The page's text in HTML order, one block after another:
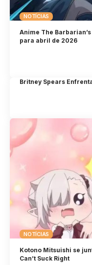
NOTÍCIAS
Anime The
para abril de 2026
Britney Spears
NOTÍCIAS
Kotono Mitsuishi se
Can’t Suck Right